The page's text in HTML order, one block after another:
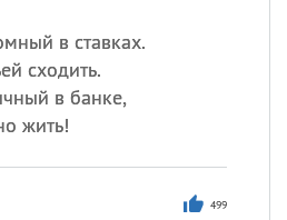
в ставках.
сходить.
в банке,
жить!
499